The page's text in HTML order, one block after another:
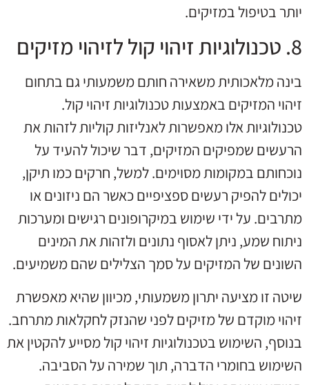
יותר בטיפול במזיקים.
8. טכנולוגיות זיהוי קול לזיהוי מזיקים
בינה מלאכותית משאירה חותם משמעותי גם בתחום
זיהוי המזיקים באמצעות טכנולוגיות זיהוי קול.
טכנולוגיות אלו מאפשרות לאנליזות קוליות לזהות את
הרעשים שמפיקים המזיקים, דבר שיכול להעיד על
נוכחותם במקומות מסוימים. למשל, חרקים כמו תיקן,
יכולים להפיק רעשים ספציפיים כאשר הם ניזונים או
מתרבים. על ידי שימוש במיקרופונים רגישים ומערכות
ניתוח שמע, ניתן לאסוף נתונים ולזהות את המינים
השונים של המזיקים על סמך הצלילים שהם משמיעים.
שיטה זו מציעה יתרון משמעותי, מכיוון שהיא מאפשרת
זיהוי מוקדם של מזיקים לפני שהנזק לחקלאות מתרחב.
בנוסף, השימוש בטכנולוגיות זיהוי קול מסייע להקטין את
השימוש בחומרי הדברה, תוך שמירה על הסביבה.